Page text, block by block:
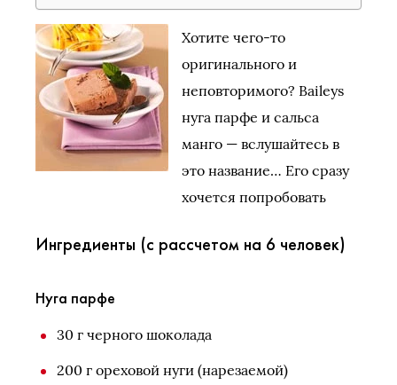
Хотите чего-то
оригинального и
неповторимого? Baileys
нуга парфе и сальса
манго — вслушайтесь в
это название… Его сразу
хочется попробовать
Ингредиенты (с рассчетом на 6 человек)
Нуга парфе
30 г черного шоколада
200 г ореховой нуги (нарезаемой)